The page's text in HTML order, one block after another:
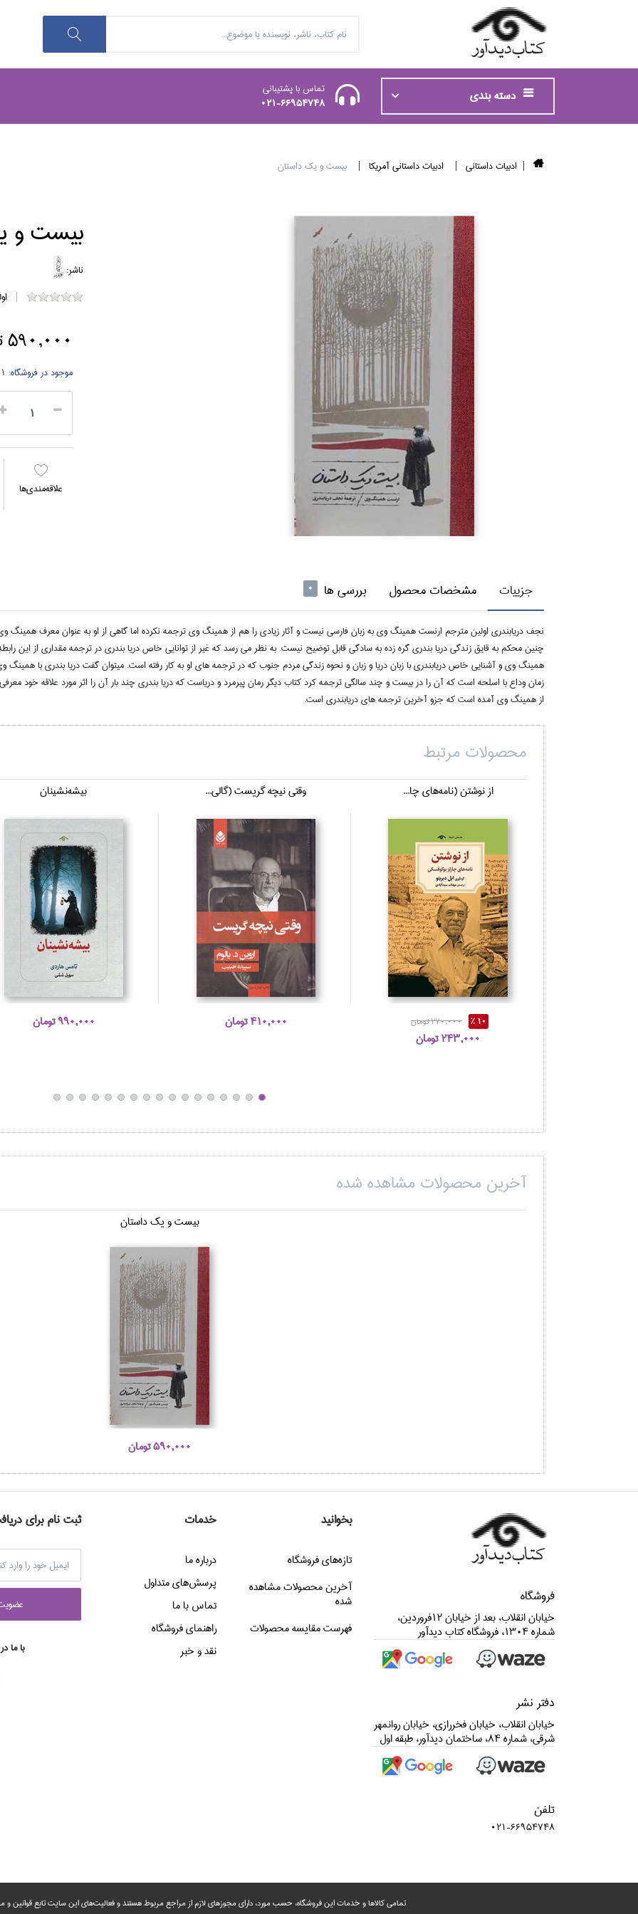
دسته بندی
تماس با پشتیبانی
021-66954748
ادبيات داستاني ادبيات داستاني آمريكا بيست و يك داستان
بيست و
ناشر:
590,000 تومان
موجود در فروشگاه: 1 جلد
علاقه‌مندي‌ها
جزییات مشخصات محصول بررسی ها 0
نجف دريابندري اولين مترجم ارنست همينگ وي به زبان فارسي نيست و آثار زيادي را هم از همينگ وي ترجمه نکرده اما گاهي از او به عنوان معرف
چنين محکم به قايق زندگي دريا بندري گره زده به سادگي قابل توضيح نيست. به نظر مي رسد که غير از توانايي خاص دريا بندري در ترجمه مقداري از اين
همينگ وي و آشنايي خاص دريابندري با زبان دريا و زبان و نحوه زندگي مردم جنوب که در ترجمه هاي او به کار رفته است. ميتوان گفت دريا بندري با همينگ
زمان وداع با اسلحه است که آن را در بيست و چند سالگي ترجمه کرد کتاب ديگر رمان پيرمرد و درياست که دريا بندري چند بار آن را اثر مورد علاقه خود
از همينگ وي آمده است که جزو آخرين ترجمه هاي دريابندري است.
محصولات مرتبط
از نوشتن (نامه‌هاي چا...
10 % 270,000 تومان
243,000 تومان
وقتي نيچه گريست (گالي...
410,000 تومان
بيشه‌نشينان
990,000 تومان
آخرین محصولات مشاهده شده
بيست و يك داستان
590,000 تومان
فروشگاه
خيابان انقلاب، بعد از خيابان 12فروردين،
شماره 1304، فروشگاه كتاب ديدآور
دفتر نشر
خيابان انقلاب، خيابان فخررازي، خيابان روانمهر
شرقي، شماره 84، ساختمان ديدآور، طبقه اول
تلفن
021-66954748
بخوانید
تازه‌هاي فروشگاه
آخرین محصولات مشاهده
شده
فهرست مقایسه محصولات
خدمات
درباره ما
پرسش‌هاي متداول
تماس با ما
راهنماي فروشگاه
نقد و خبر
ثبت نام برای
با ما
تمامی‌ کالاها و خدمات این فروشگاه، حسب مورد،‌ دارای مجوزهای لازم از مراجع مربوط هستند ‌و‌‌ فعالیت‌های این سایت تابع قوانین